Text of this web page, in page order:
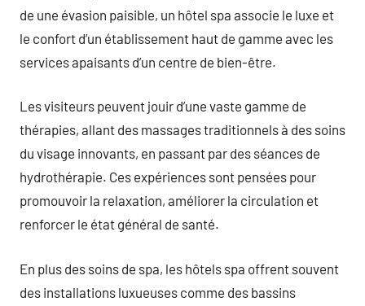
de une évasion paisible, un hôtel spa associe le luxe et
le confort d’un établissement haut de gamme avec les
services apaisants d’un centre de bien-être.
Les visiteurs peuvent jouir d’une vaste gamme de
thérapies, allant des massages traditionnels à des soins
du visage innovants, en passant par des séances de
hydrothérapie. Ces expériences sont pensées pour
promouvoir la relaxation, améliorer la circulation et
renforcer le état général de santé.
En plus des soins de spa, les hôtels spa offrent souvent
des installations luxueuses comme des bassins